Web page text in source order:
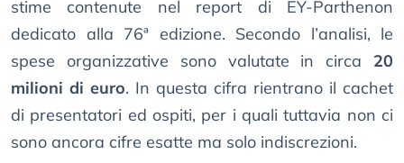
stime contenute nel report di EY-Parthenon
dedicato alla 76ª edizione. Secondo l’analisi, le
spese organizzative sono valutate in circa 20
milioni di euro. In questa cifra rientrano il cachet
di presentatori ed ospiti, per i quali tuttavia non ci
sono ancora cifre esatte ma solo indiscrezioni.